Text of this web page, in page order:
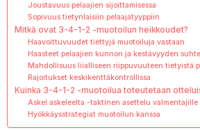
Joustavuus pelaajien sijoittamisessa
Sopivuus tietynlaisiin pelaajatyyppiin
Mitkä ovat 3-4-1-2 -muotoilun heikkoudet?
Haavoittuvuudet tiettyjä muotoiluja vastaan
Haasteet pelaajien kunnon ja kestävyyden
Mahdollisuus liialliseen riippuvuuteen tietyistä
Rajoitukset keskikenttäkontrollissa
Kuinka 3-4-1-2 -muotoilua toteutetaan
Askel askeleelta -taktinen asettelu valmentajille
Hyökkäysstrategiat muotoilun kanssa